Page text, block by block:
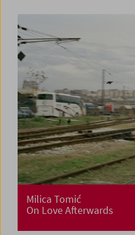
Milica Tomić
On Love Afterwards